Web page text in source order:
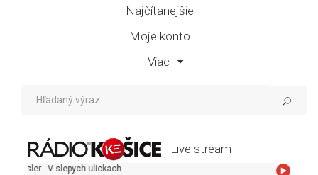
Najčítanejšie
Moje konto
Viac
Live stream
- V slepych ulickach